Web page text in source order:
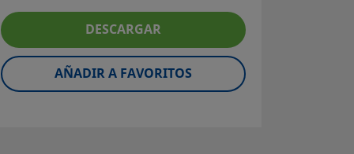
DESCARGAR
AÑADIR A FAVORITOS